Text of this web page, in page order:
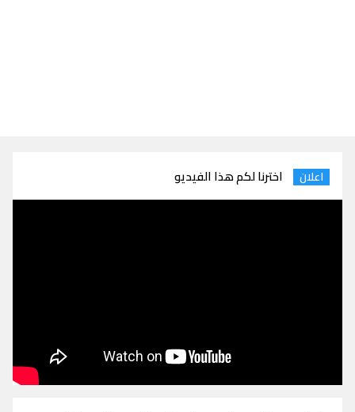
اعلان اخترنا لكم هذا الفيديو